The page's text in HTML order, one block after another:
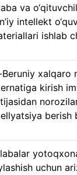
va
intellekt
ishlab
xalqaro
kirish
berish
uchun